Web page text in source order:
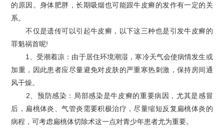
的原因。身体肥胖，长期吸烟也可能跟牛皮癣的发作有一定的关
系。
不仅是遗传可以引起牛皮癣，以下这三种也是引发牛皮癣的
罪魁祸首呢!
1、受潮着凉：由于居住环境潮湿，寒冷天气会使病情发生或
加重，因此患者应尽量避免对皮肤的严重寒热刺激，保持房间通
风干燥。
2、预防感染：局部感染是牛皮癣的重要病因，尤其是感冒
后，扁桃体炎、气管炎需要积极治疗，尽量缩短反复扁桃体炎的
病程，可考虑扁桃体切除术这一点对青少年患者尤为重要。